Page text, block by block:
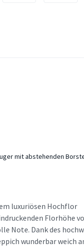
mit abstehenden
luxuriösen Hochflor
Florhöhe
Note. Dank des
wunderbar weich